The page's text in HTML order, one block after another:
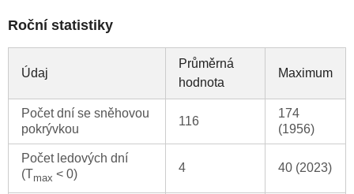
Roční statistiky
Údaj
Průměrná
hodnota
Maximum
Počet dní se sněhovou
pokrývkou
116
174
(1956)
Počet ledových dní
(Tmax < 0) 4 40 (2023)